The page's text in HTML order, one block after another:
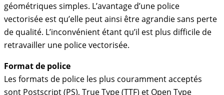
géométriques simples. L’avantage d’une police
vectorisée est qu’elle peut ainsi être agrandie sans perte
de qualité. L’inconvénient étant qu’il est plus difficile de
retravailler une police vectorisée.
Format de police
Les formats de police les plus couramment acceptés
sont Postscript (PS), True Type (TTF) et Open Type